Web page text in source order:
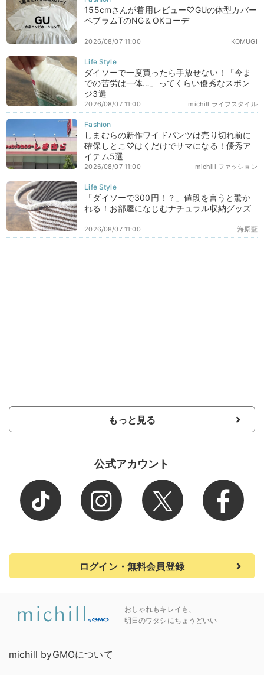
155cmさんが着用レビュー♡GUの体型カバー
ペプラムTのNG＆OKコーデ
KOMUGI
2026/08/07 11:00
ダイソーで一度買ったら手放せない！「今ま
での苦労は一体…」ってくらい優秀なスポン
ジ3選
michill ライフスタイル
2026/08/07 11:00
しまむらの新作ワイドパンツは売り切れ前に
確保しとこ♡はくだけでサマになる！優秀ア
イテム5選
michill ファッション
2026/08/07 11:00
「ダイソーで300円！？」値段を言うと驚か
れる！お部屋になじむナチュラル収納グッズ
海原藍
2026/08/07 11:00
もっと見る
公式アカウント
ログイン・無料会員登録
おしゃれもキレイも、
明日のワタシにちょうどいい
michill byGMOについて